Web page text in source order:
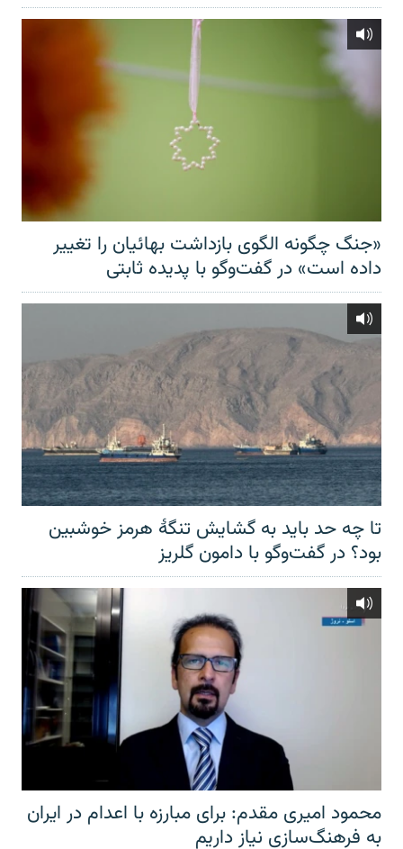
«جنگ چگونه الگوی بازداشت بهائیان را تغییر
داده است» در گفت‌وگو با پدیده ثابتی
تا چه حد باید به گشایش تنگهٔ هرمز خوشبین
بود؟ در گفت‌وگو با دامون گلریز
محمود امیری مقدم: برای مبارزه با اعدام در ایران
به فرهنگ‌سازی نیاز داریم